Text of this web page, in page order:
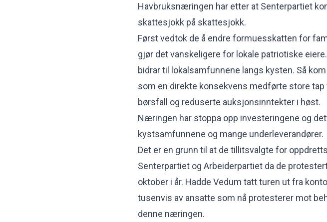
Havbruksnæringen har etter at Senterpartiet
skattesjokk på skattesjokk.
Først vedtok de å endre formuesskatten for
gjør det vanskeligere for lokale patriotiske
bidrar til lokalsamfunnene langs kysten. Så
som en direkte konsekvens medførte store
børsfall og reduserte auksjonsinntekter i høst.
Næringen har stoppa opp investeringene og
kystsamfunnene og mange underleverandører.
Det er en grunn til at de tillitsvalgte for
Senterpartiet og Arbeiderpartiet da de
oktober i år. Hadde Vedum tatt turen ut fra
tusenvis av ansatte som nå protesterer mot
denne næringen.